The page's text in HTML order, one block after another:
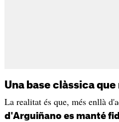
Una base clàssica que
La realitat és que, més enllà
d'Arguiñano es manté